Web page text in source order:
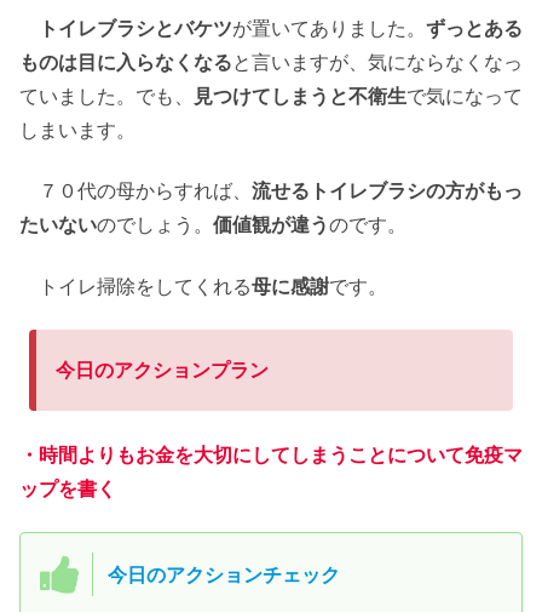
トイレブラシとバケツが置いてありました。 ずっとある
ものは目に入らなくなると言いますが、気にならなくなっ
ていました。でも、
見つけてしまうと不衛生で気になって
しまいます。
７０代の母からすれば、 流せるトイレブラシの方がもっ
たいないのでしょう。 価値観が違うのです。
トイレ掃除をしてくれる母に感謝です。
今日のアクションプラン
・時間よりもお金を大切にしてしまうことについて免疫マ
ップを書く
今日のアクションチェック